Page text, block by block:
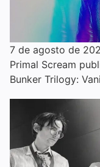
7 de agosto de
Primal Scream
Bunker Trilogy: